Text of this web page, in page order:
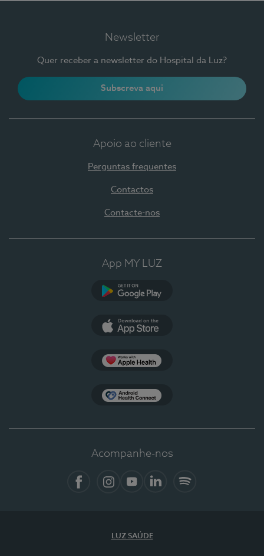
Newsletter
Quer receber a newsletter do Hospital da Luz?
Subscreva aqui
Apoio ao cliente
Perguntas frequentes
Contactos
Contacte-nos
App MY LUZ
Acompanhe-nos
LUZ SAÚDE